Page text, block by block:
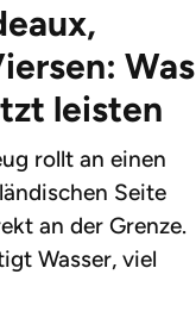
Was
leisten
rollt an einen
Seite
an der Grenze.
Wasser, viel